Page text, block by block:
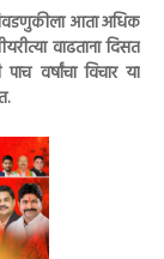
आता अधिक
वाढताना दिसत
वर्षांचा विचार या